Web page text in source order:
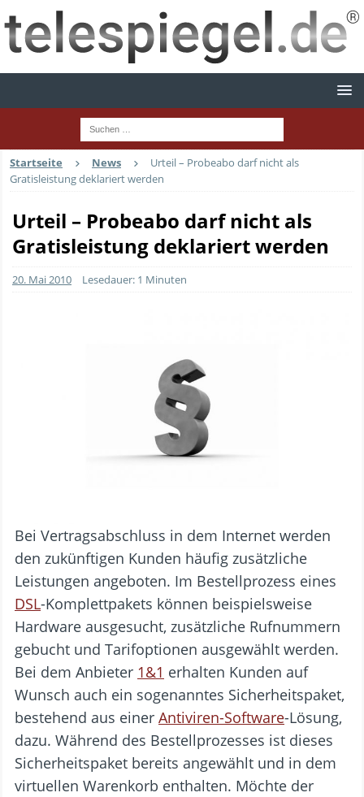
Startseite News
Urteil – Probeabo darf nicht als
Gratisleistung deklariert werden
Urteil – Probeabo darf nicht als
Gratisleistung deklariert werden
20. Mai 2010 Lesedauer: 1 Minuten
Bei Vertragsabschluss in dem Internet werden
den zukünftigen Kunden häufig zusätzliche
Leistungen angeboten. Im Bestellprozess eines
DSL-Komplettpakets können beispielsweise
Hardware ausgesucht, zusätzliche Rufnummern
gebucht und Tarifoptionen ausgewählt werden.
Bei dem Anbieter 1&1 erhalten Kunden auf
Wunsch auch ein sogenanntes Sicherheitspaket,
bestehend aus einer Antiviren-Software-Lösung,
dazu. Während des Bestellprozesses ist dieses
Sicherheitspaket bereits angewählt und in dem
virtuellen Warenkorb enthalten. Möchte der